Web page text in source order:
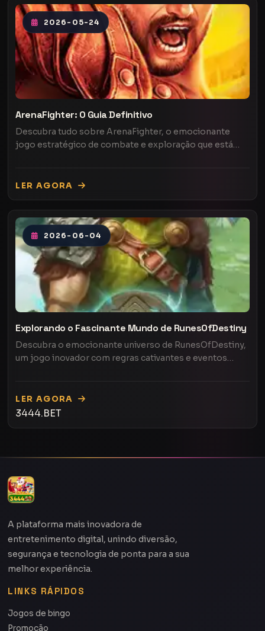
2026-05-24
ArenaFighter: O Guia Definitivo
Descubra tudo sobre ArenaFighter, o emocionante
jogo estratégico de combate e exploração que está
LER AGORA
2026-06-04
Explorando o Fascinante Mundo de RunesOfDestiny
Descubra o emocionante universo de RunesOfDestiny,
um jogo inovador com regras cativantes e eventos
LER AGORA
3444.BET
A plataforma mais inovadora de
entretenimento digital, unindo diversão,
segurança e tecnologia de ponta para a sua
melhor experiência.
LINKS RÁPIDOS
Jogos de bingo
Promoção